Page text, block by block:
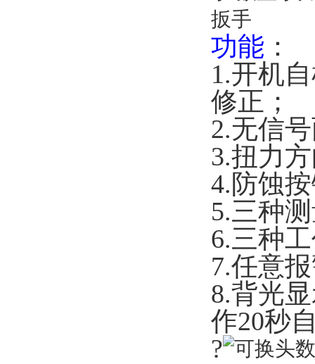
功能 ：
1.开机
修正；
2.无信
3.扭力
4.防蚀
5.三种
6.三种
7.任意
8.背光
作20秒
?